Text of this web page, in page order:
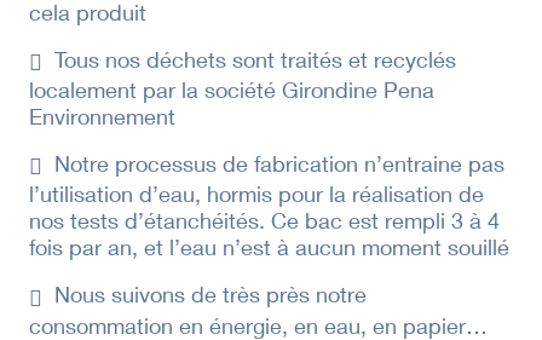
cela produit
Tous nos déchets sont traités et recyclés
localement par la société Girondine Pena
Environnement
Notre processus de fabrication n’entraine pas
l’utilisation d’eau, hormis pour la réalisation de
nos tests d’étanchéités. Ce bac est rempli 3 à 4
fois par an, et l’eau n’est à aucun moment souillé
Nous suivons de très près notre
consommation en énergie, en eau, en papier…